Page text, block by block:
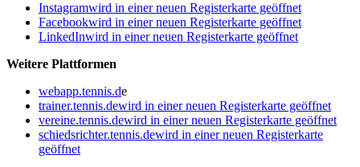
Instagramwird in einer neuen Registerkarte geöffnet
Facebookwird in einer neuen Registerkarte geöffnet
LinkedInwird in einer neuen Registerkarte geöffnet
Weitere Plattformen
webapp.tennis.de
trainer.tennis.dewird in einer neuen Registerkarte geöffnet
vereine.tennis.dewird in einer neuen Registerkarte geöffnet
schiedsrichter.tennis.dewird in einer neuen Registerkarte
geöffnet